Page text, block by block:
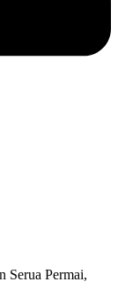
Serua Permai,